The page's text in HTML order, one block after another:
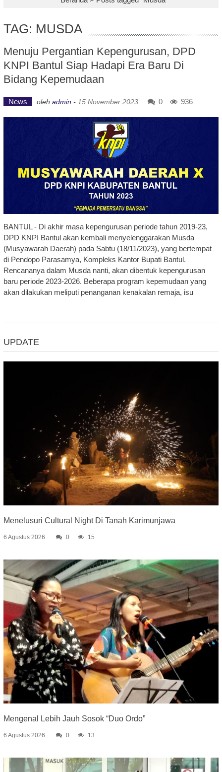
TAG: MUSDA
Menuju Pergantian Kepengurusan, DPD
KNPI Bantul Siap Hadapi Era Baru Di
Bidang Kepemudaan
News oleh admin - 15 November 2023 0 936
BANTUL - Di akhir masa kepengurusan periode tahun 2019-23,
DPD KNPI Bantul akan kembali menyelenggarakan Musda
(Musyawarah Daerah) pada Sabtu (18/11/2023), yang bertempat
di Pendopo Parasamya, Kompleks Kantor Bupati Bantul.
Rencananya dalam Musda nanti, akan dibentuk kepengurusan
baru periode 2023-2026. Beberapa program kepemudaan yang
akan dilakukan meliputi penanganan kenakalan remaja, isu
UPDATE
Menelusuri Cultural Night Di Tanah Karimunjawa
6 Agustus 2026 0 15
Mengenal Lebih Jauh Sosok “Duo Ordo”
6 Agustus 2026 0 13